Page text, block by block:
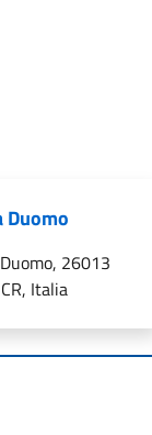
Duomo
26013
Italia